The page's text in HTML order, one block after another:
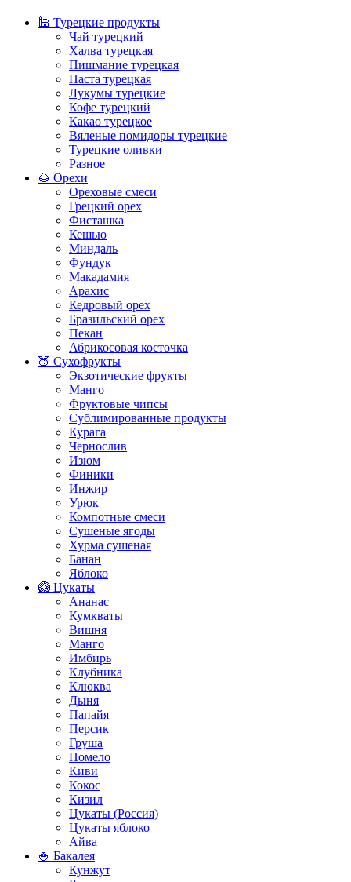
🕌 Турецкие продукты
Чай турецкий
Халва турецкая
Пишмание турецкая
Паста турецкая
Лукумы турецкие
Кофе турецкий
Какао турецкое
Вяленые помидоры турецкие
Турецкие оливки
Разное
🌰 Орехи
Ореховые смеси
Грецкий орех
Фисташка
Кешью
Миндаль
Фундук
Макадамия
Арахис
Кедровый орех
Бразильский орех
Пекан
Абрикосовая косточка
🍑 Сухофрукты
Экзотические фрукты
Манго
Фруктовые чипсы
Сублимированные продукты
Курага
Чернослив
Изюм
Финики
Инжир
Урюк
Компотные смеси
Сушеные ягоды
Хурма сушеная
Банан
Яблоко
🥝 Цукаты
Ананас
Кумкваты
Вишня
Манго
Имбирь
Клубника
Клюква
Дыня
Папайя
Персик
Груша
Помело
Киви
Кокос
Кизил
Цукаты (Россия)
Цукаты яблоко
Айва
🍚 Бакалея
Кунжут